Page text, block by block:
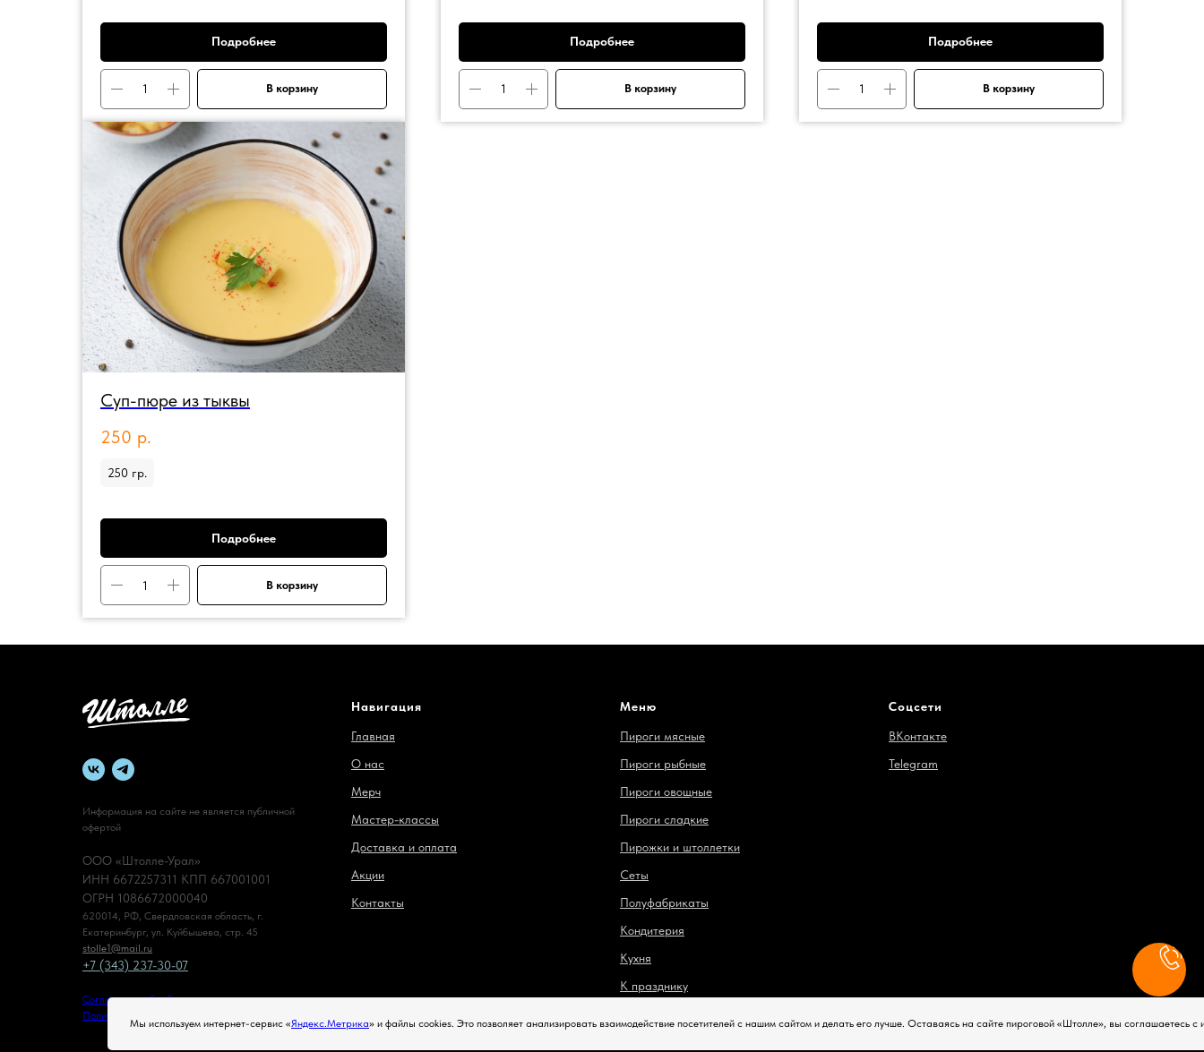
Подробнее
В корзину
Подробнее
В корзину
Подробнее
В корзину
Суп-пюре из тыквы
250 р.
250 гр.
Подробнее
В корзину
Информация на сайте не является публичной
офертой
ООО «Штолле-Урал»
ИНН 6672257311 КПП 667001001
ОГРН 1086672000040
620014, РФ, Свердловская область, г.
Екатеринбург, ул. Куйбышева, стр. 45
stolle1@mail.ru
+7 (343) 237-30-07
Согласие на обработку персональных данных
Политика обработки персональных данных
Навигация
Главная
О нас
Мерч
Мастер-классы
Доставка и оплата
Акции
Контакты
Меню
Пироги мясные
Пироги рыбные
Пироги овощные
Пироги сладкие
Пирожки и штоллетки
Сеты
Полуфабрикаты
Кондитерия
Кухня
К празднику
Соцсети
ВКонтакте
Telegram
Мы используем интернет-сервис «Яндекс.Метрика» и файлы cookies. Это позволяет анализировать взаимодействие посетителей с нашим сайтом и делать его лучше. Оставаясь на сайте пироговой «Штолле», вы соглашаетесь с